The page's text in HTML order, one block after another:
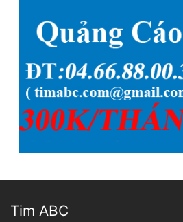
Tim ABC